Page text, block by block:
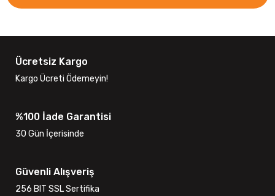
Ücretsiz Kargo
Kargo Ücreti Ödemeyin!
%100 İade Garantisi
30 Gün İçerisinde
Güvenli Alışveriş
256 BIT SSL Sertifika